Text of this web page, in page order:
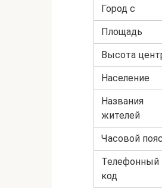
Город с
Площадь
Высота
Население
Названия
жителей
Часовой пояс
Телефонный
код